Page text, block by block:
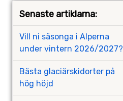
Senaste artiklarna:
Vill ni säsonga i Alperna
under vintern 2026/2027?
Bästa glaciärskidorter på
hög höjd